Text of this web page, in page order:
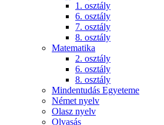
1. osztály
6. osztály
7. osztály
8. osztály
Matematika
2. osztály
6. osztály
8. osztály
Mindentudás Egyeteme
Német nyelv
Olasz nyelv
Olvasás